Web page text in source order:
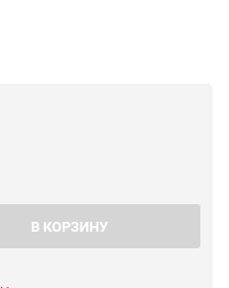
В КОРЗИНУ